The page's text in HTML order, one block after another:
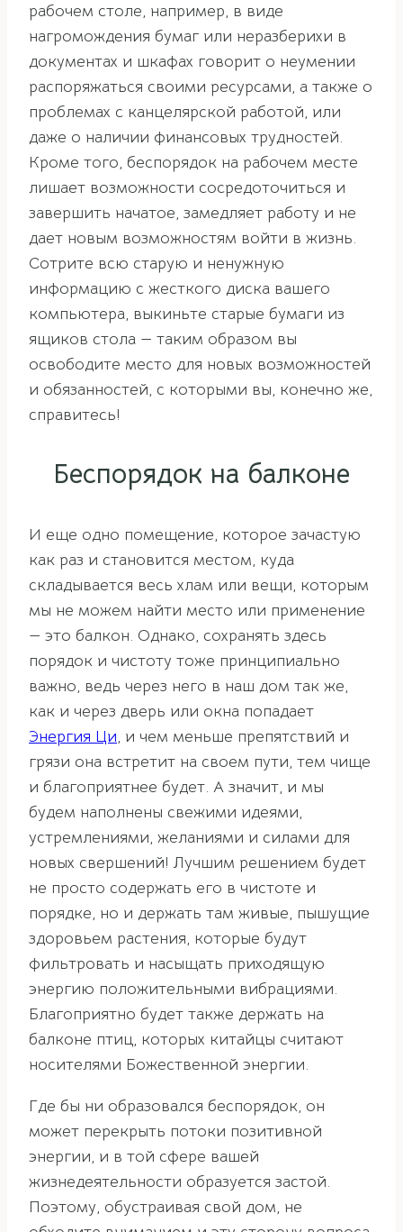
рабочем столе, например, в виде
нагромождения бумаг или неразберихи в
документах и шкафах говорит о неумении
распоряжаться своими ресурсами, а также о
проблемах с канцелярской работой, или
даже о наличии финансовых трудностей.
Кроме того, беспорядок на рабочем месте
лишает возможности сосредоточиться и
завершить начатое, замедляет работу и не
дает новым возможностям войти в жизнь.
Сотрите всю старую и ненужную
информацию с жесткого диска вашего
компьютера, выкиньте старые бумаги из
ящиков стола — таким образом вы
освободите место для новых возможностей
и обязанностей, с которыми вы, конечно же,
справитесь!
Беспорядок на балконе
И еще одно помещение, которое зачастую
как раз и становится местом, куда
складывается весь хлам или вещи, которым
мы не можем найти место или применение
— это балкон. Однако, сохранять здесь
порядок и чистоту тоже принципиально
важно, ведь через него в наш дом так же,
как и через дверь или окна попадает
Энергия Ци, и чем меньше препятствий и
грязи она встретит на своем пути, тем чище
и благоприятнее будет. А значит, и мы
будем наполнены свежими идеями,
устремлениями, желаниями и силами для
новых свершений! Лучшим решением будет
не просто содержать его в чистоте и
порядке, но и держать там живые, пышущие
здоровьем растения, которые будут
фильтровать и насыщать приходящую
энергию положительными вибрациями.
Благоприятно будет также держать на
балконе птиц, которых китайцы считают
носителями Божественной энергии.
Где бы ни образовался беспорядок, он
может перекрыть потоки позитивной
энергии, и в той сфере вашей
жизнедеятельности образуется застой.
Поэтому, обустраивая свой дом, не